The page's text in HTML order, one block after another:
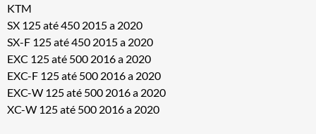
KTM
SX 125 até 450 2015 a 2020
SX-F 125 até 450 2015 a 2020
EXC 125 até 500 2016 a 2020
EXC-F 125 até 500 2016 a 2020
EXC-W 125 até 500 2016 a 2020
XC-W 125 até 500 2016 a 2020